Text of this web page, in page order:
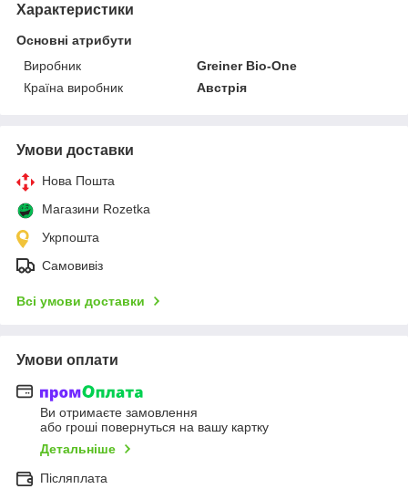
Характеристики
Основні атрибути
Виробник
Greiner Bio-One
Країна виробник
Австрія
Умови доставки
Нова Пошта
Магазини Rozetka
Укрпошта
Самовивіз
Всі умови доставки
Умови оплати
Ви отримаєте замовлення
або гроші повернуться на вашу картку
Детальніше
Післяплата